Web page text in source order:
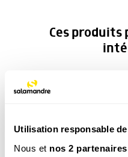
Utilisation responsable
Nous et nos 2 partenaires
Ces